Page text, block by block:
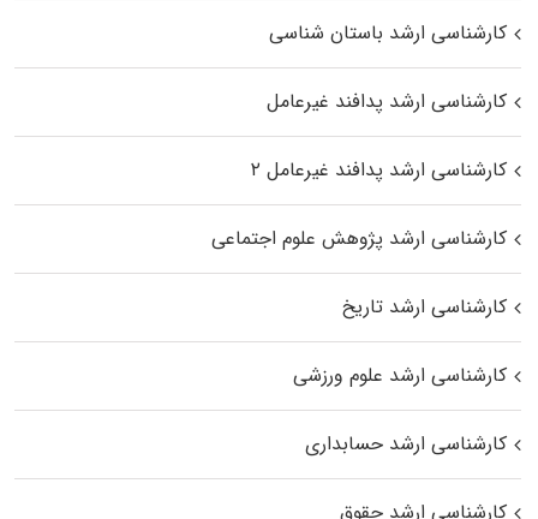
کارشناسی ارشد باستان شناسی
کارشناسی ارشد پدافند غیرعامل
کارشناسی ارشد پدافند غیرعامل ۲
کارشناسی ارشد پژوهش علوم اجتماعی
کارشناسی ارشد تاریخ
کارشناسی ارشد علوم ورزشی
کارشناسی ارشد حسابداری
کارشناسی ارشد حقوق